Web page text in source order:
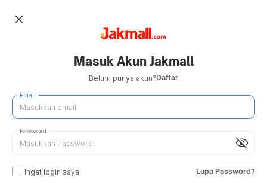
close
Masuk Akun Jakmall
Belum punya akun?Daftar
Email
visibility_off
Password
Ingat login saya Lupa Password?